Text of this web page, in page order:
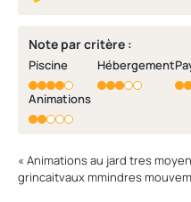
Note par critère :
Piscine Hébergement
Animations
« Animations au jard tres
grincaitvaux mmindres